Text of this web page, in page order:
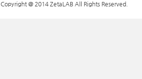
Copyright @ 2014 ZetaLAB All Rights Reserved.